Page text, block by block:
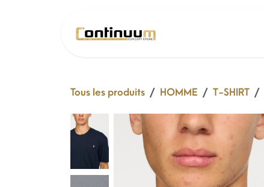
Tous les produits HOMME T-SHIRT